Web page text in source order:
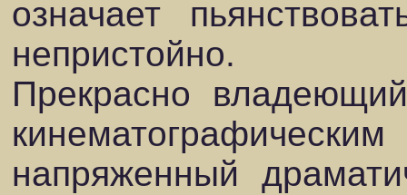
означает
непристойно.
Прекрасно
напряженный